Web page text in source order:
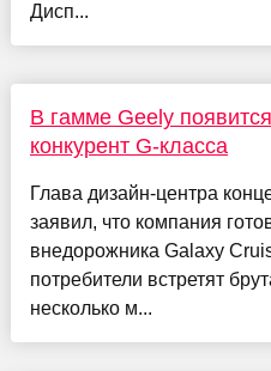
Дисп...
В гамме Geely
конкурент G-класса
Глава дизайн-центра
заявил, что компания
внедорожника Galaxy
потребители встретят
несколько м...